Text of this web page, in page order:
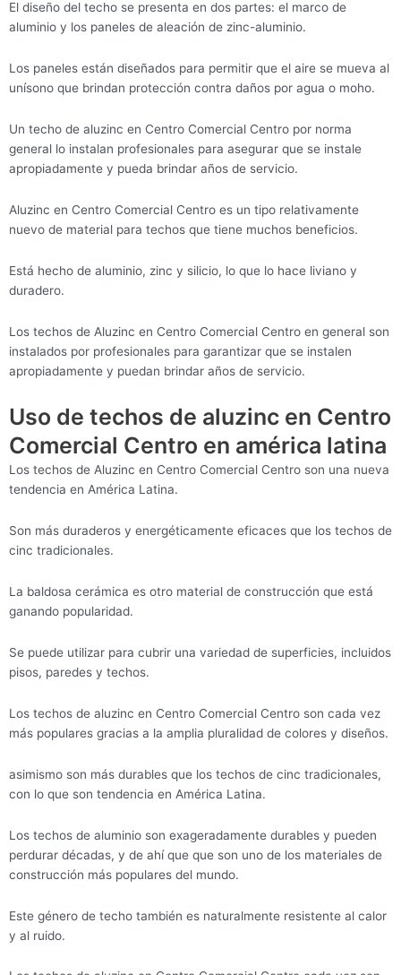
El diseño del techo se presenta en dos partes: el marco de
aluminio y los paneles de aleación de zinc-aluminio.
Los paneles están diseñados para permitir que el aire se mueva al
unísono que brindan protección contra daños por agua o moho.
Un techo de aluzinc en Centro Comercial Centro por norma
general lo instalan profesionales para asegurar que se instale
apropiadamente y pueda brindar años de servicio.
Aluzinc en Centro Comercial Centro es un tipo relativamente
nuevo de material para techos que tiene muchos beneficios.
Está hecho de aluminio, zinc y silicio, lo que lo hace liviano y
duradero.
Los techos de Aluzinc en Centro Comercial Centro en general son
instalados por profesionales para garantizar que se instalen
apropiadamente y puedan brindar años de servicio.
Uso de techos de aluzinc en Centro
Comercial Centro en américa latina
Los techos de Aluzinc en Centro Comercial Centro son una nueva
tendencia en América Latina.
Son más duraderos y energéticamente eficaces que los techos de
cinc tradicionales.
La baldosa cerámica es otro material de construcción que está
ganando popularidad.
Se puede utilizar para cubrir una variedad de superficies, incluidos
pisos, paredes y techos.
Los techos de aluzinc en Centro Comercial Centro son cada vez
más populares gracias a la amplia pluralidad de colores y diseños.
asimismo son más durables que los techos de cinc tradicionales,
con lo que son tendencia en América Latina.
Los techos de aluminio son exageradamente durables y pueden
perdurar décadas, y de ahí que que son uno de los materiales de
construcción más populares del mundo.
Este género de techo también es naturalmente resistente al calor
y al ruido.